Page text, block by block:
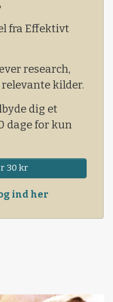
for
i kraftig
fra Effektivt
research,
kilder.
dig et
dage for kun
30 kr
ind her